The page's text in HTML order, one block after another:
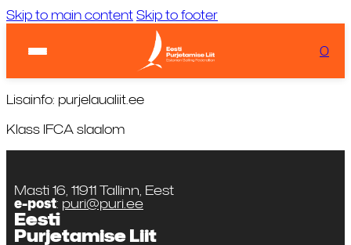
Skip to main contentSkip to footer
Tuul:Laadimas...
0
Lisainfo: purjelaualiit.ee
Klass IFCA slaalom
Masti 16, 11911 Tallinn, Eest
e-post: puri@puri.ee
Eesti
Purjetamise Liit